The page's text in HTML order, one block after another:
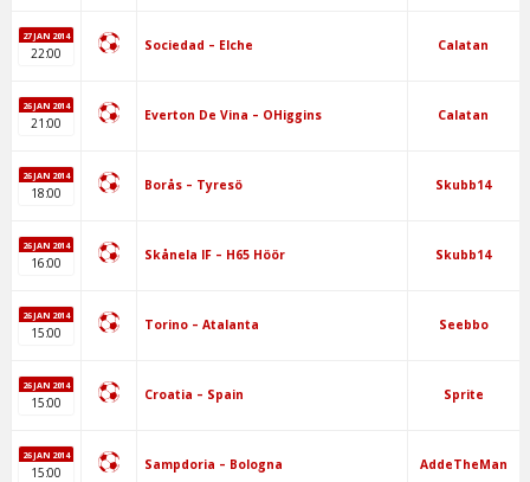
27 JAN 2014
22:00 Sociedad – Elche Calatan
26 JAN 2014
21:00 Everton De Vina – OHiggins Calatan
26 JAN 2014
18:00 Borås – Tyresö Skubb14
26 JAN 2014
16:00 Skånela IF – H65 Höör Skubb14
26 JAN 2014
15:00 Torino – Atalanta Seebbo
26 JAN 2014
15:00 Croatia – Spain Sprite
26 JAN 2014
15:00 Sampdoria – Bologna AddeTheMan